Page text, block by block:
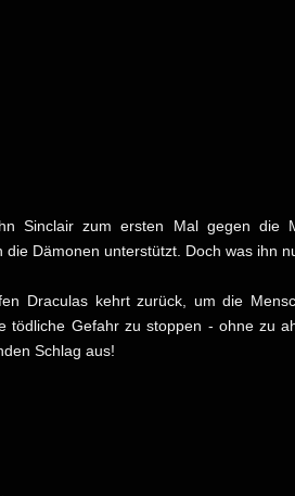
Sinclair zum ersten Mal gegen die
Dämonen unterstützt. Doch was ihn
Draculas kehrt zurück, um die
tödliche Gefahr zu stoppen - ohne zu
Schlag aus!